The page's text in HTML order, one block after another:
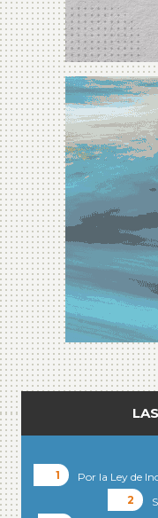
Por la Ley de